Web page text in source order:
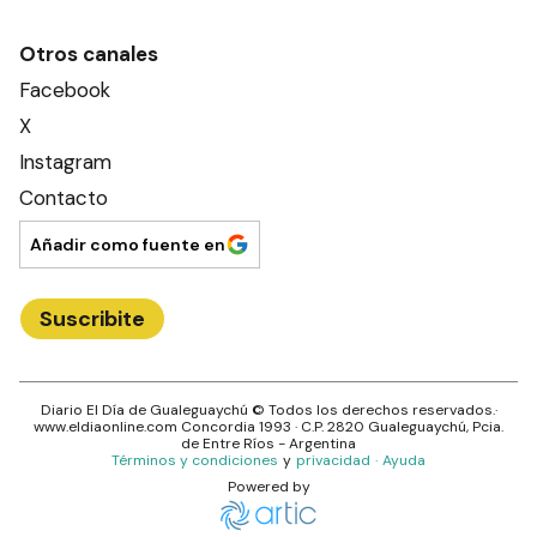
Otros canales
Facebook
X
Instagram
Contacto
Añadir como fuente en
Suscribite
Diario El Día de Gualeguaychú © Todos los derechos reservados.·
www.eldiaonline.com Concordia 1993 · C.P.2820 Gualeguaychú, Pcia.
deEntre Ríos - Argentina
Términos y condiciones y privacidad · Ayuda
Powered by